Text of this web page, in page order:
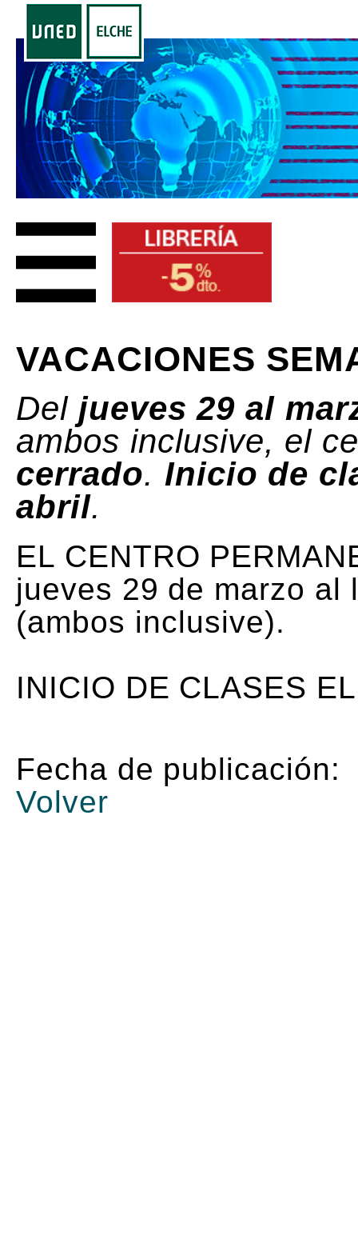
VACACIONES
Del jueves 29 al
ambos inclusive, el
cerrado. Inicio de
abril.
EL CENTRO
jueves 29 de marzo al
(ambos inclusive).
INICIO DE CLASES
Fecha de publicación:
Volver